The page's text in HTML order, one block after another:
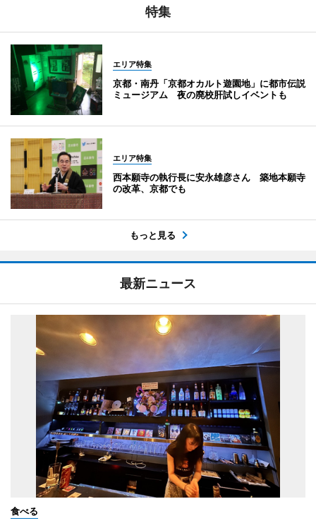
特集
エリア特集
京都・南丹「京都オカルト遊園地」に都市伝説
ミュージアム 夜の廃校肝試しイベントも
エリア特集
西本願寺の執行長に安永雄彦さん 築地本願寺
の改革、京都でも
もっと見る
最新ニュース
食べる